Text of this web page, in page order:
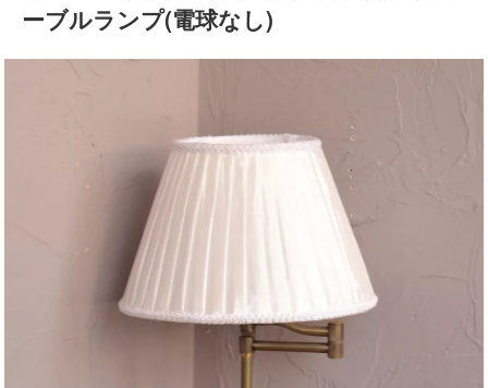
ーブルランプ(電球なし)